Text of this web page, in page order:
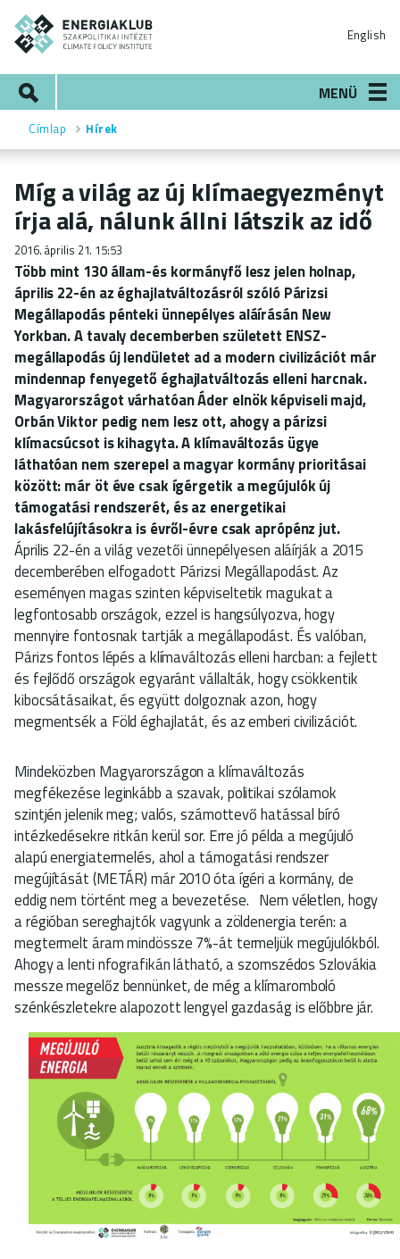
Ugrás
tartalomra
English
MENÜ
Morzsa
Címlap Hírek
Míg a világ az új klímaegyezményt
írja alá, nálunk állni látszik az idő
2016. április 21. 15:53
Több mint 130 állam-és kormányfő lesz jelen holnap,
április 22-én az éghajlatváltozásról szóló Párizsi
Megállapodás pénteki ünnepélyes aláírásán New
Yorkban. A tavaly decemberben született ENSZ-
megállapodás új lendületet ad a modern civilizációt már
mindennap fenyegető éghajlatváltozás elleni harcnak.
Magyarországot várhatóan Áder elnök képviseli majd,
Orbán Viktor pedig nem lesz ott, ahogy a párizsi
klímacsúcsot is kihagyta. A klímaváltozás ügye
láthatóan nem szerepel a magyar kormány prioritásai
között: már öt éve csak ígérgetik a megújulók új
támogatási rendszerét, és az energetikai
lakásfelújításokra is évről-évre csak aprópénz jut.
Április 22-én a világ vezetői ünnepélyesen aláírják a 2015
decemberében elfogadott Párizsi Megállapodást. Az
eseményen magas szinten képviseltetik magukat a
legfontosabb országok, ezzel is hangsúlyozva, hogy
mennyire fontosnak tartják a megállapodást. És valóban,
Párizs fontos lépés a klímaváltozás elleni harcban: a fejlett
és fejlődő országok egyaránt vállalták, hogy csökkentik
kibocsátásaikat, és együtt dolgoznak azon, hogy
megmentsék a Föld éghajlatát, és az emberi civilizációt.
Mindeközben Magyarországon a klímaváltozás
megfékezése leginkább a szavak, politikai szólamok
szintjén jelenik meg; valós, számottevő hatással bíró
intézkedésekre ritkán kerül sor. Erre jó példa a megújuló
alapú energiatermelés, ahol a támogatási rendszer
megújítását (METÁR) már 2010 óta ígéri a kormány, de
eddig nem történt meg a bevezetése. Nem véletlen, hogy
a régióban sereghajtók vagyunk a zöldenergia terén: a
megtermelt áram mindössze 7%-át termeljük megújulókból.
Ahogy a lenti nfografikán látható, a szomszédos Szlovákia
messze megelőz bennünket, de még a klímaromboló
szénkészletekre alapozott lengyel gazdaság is előbbre jár.